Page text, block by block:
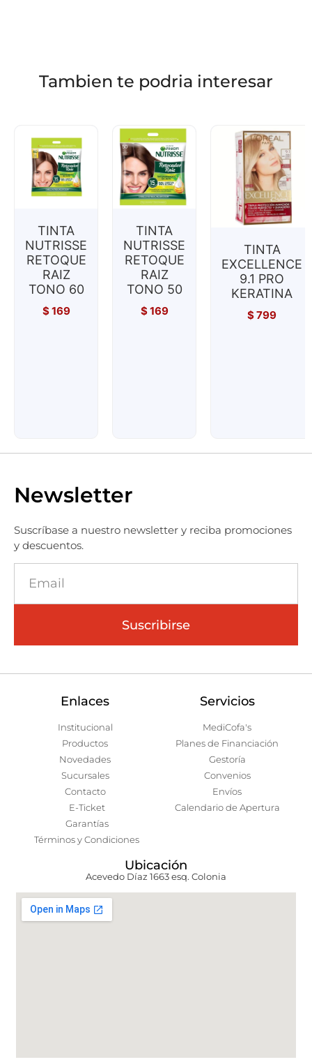
Tambien te podria interesar
TINTA
NUTRISSE
RETOQUE
RAIZ
TONO 60
$169
TINTA
NUTRISSE
RETOQUE
RAIZ
TONO 50
$169
TINTA
EXCELLENCE
9.1 PRO
KERATINA
$799
Newsletter
Suscríbase a nuestro newsletter y reciba promociones
y descuentos.
Suscribirse
Enlaces
Institucional
Productos
Novedades
Sucursales
Contacto
E-Ticket
Garantías
Términos y Condiciones
Servicios
MediCofa's
Planes de Financiación
Gestoría
Convenios
Envíos
Calendario de Apertura
Ubicación
Acevedo Díaz 1663 esq. Colonia